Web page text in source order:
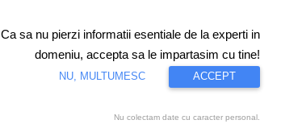
Motorsport Proiecte speciale Video
Ca sa nu pierzi informatii esentiale de la experti in
domeniu, accepta sa le impartasim cu tine!
NU, MULTUMESC ACCEPT
Nu colectam date cu caracter personal.